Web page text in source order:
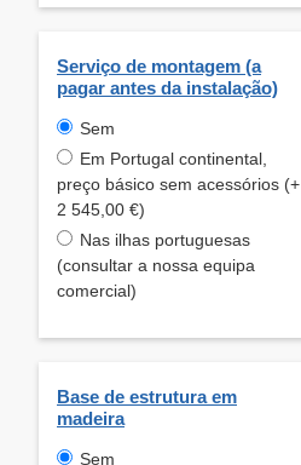
Serviço de montagem (a
pagar antes da instalação)
Sem
Em Portugal continental,
preço básico sem acessórios (+
2 545,00 €)
Nas ilhas portuguesas
(consultar a nossa equipa
comercial)
Base de estrutura em
madeira
Sem